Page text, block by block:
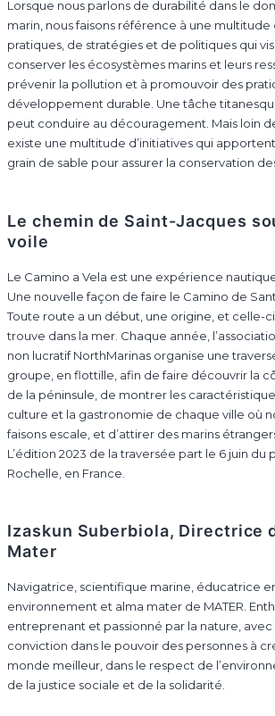
Lorsque nous parlons de durabilité dans le
marin, nous faisons référence à une multitude
pratiques, de stratégies et de politiques qui
conserver les écosystèmes marins et leurs
prévenir la pollution et à promouvoir des
développement durable. Une tâche
peut conduire au découragement. Mais loin
existe une multitude d’initiatives qui
grain de sable pour assurer la conservation
Le chemin de Saint-Jacques
voile
Le Camino a Vela est une expérience
Une nouvelle façon de faire le Camino de
Toute route a un début, une origine, et celle-
trouve dans la mer. Chaque année,
non lucratif NorthMarinas organise une
groupe, en flottille, afin de faire découvrir la
de la péninsule, de montrer les
culture et la gastronomie de chaque ville où
faisons escale, et d’attirer des marins
L’édition 2023 de la traversée part le 6 juin du
Rochelle, en France.
Izaskun Suberbiola, Directrice
Mater
Navigatrice, scientifique marine, éducatrice
environnement et alma mater de MATER.
entreprenant et passionné par la nature,
conviction dans le pouvoir des personnes à
monde meilleur, dans le respect de
de la justice sociale et de la solidarité.